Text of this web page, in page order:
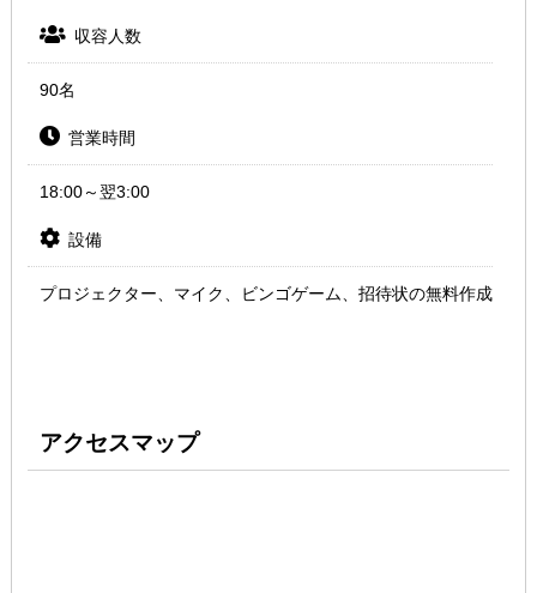
収容人数
90名
営業時間
18:00～翌3:00
設備
プロジェクター、マイク、ビンゴゲーム、招待状の無料作成
アクセスマップ